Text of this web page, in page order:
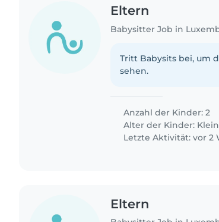
Eltern
Babysitter Job in
Tritt Babysits bei, um
sehen.
Anzahl der Kinder: 2
Alter der Kinder:
Letzte Aktivität: vor 2
Eltern